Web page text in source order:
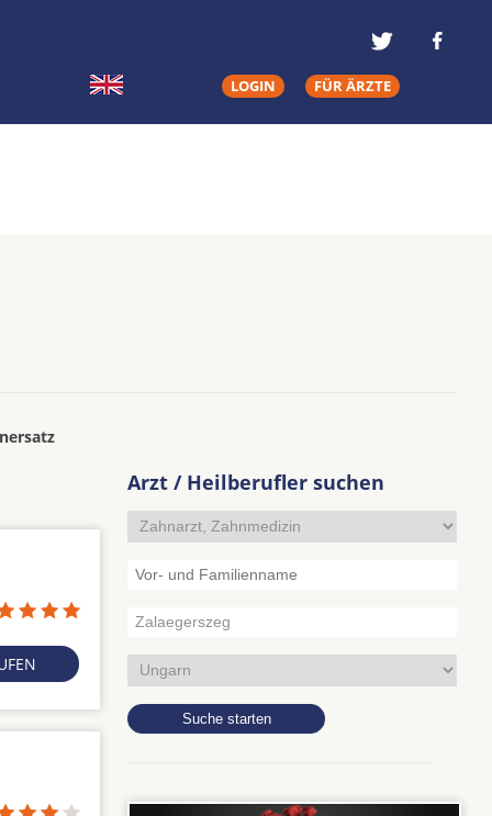
LOGIN FÜR ÄRZTE
Arzt / Heilberufler suchen